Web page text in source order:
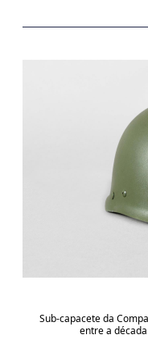
Sub-capacete da
entre a